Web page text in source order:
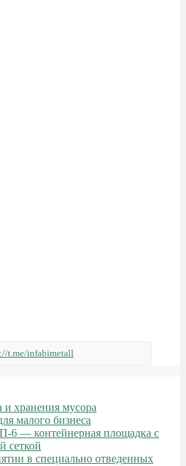
t.me/infabimetall
хранения мусора
малого бизнеса
6 — контейнерная площадка с
сеткой
в специально отведенных